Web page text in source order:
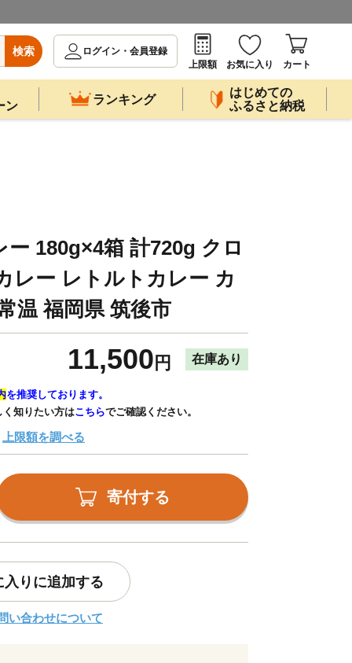
検索
ログイン・会員登録
上限額
お気に入り カート
ン ランキング
はじめての
ふるさと納税
180g×4箱 計720g クロ
レー レトルトカレー カ
温 福岡県 筑後市
11,500 円 在庫あり
を推奨しております。
知りたい方はこちらでご確認ください。
上限額を調べる
寄付する
入りに追加する
い合わせについて